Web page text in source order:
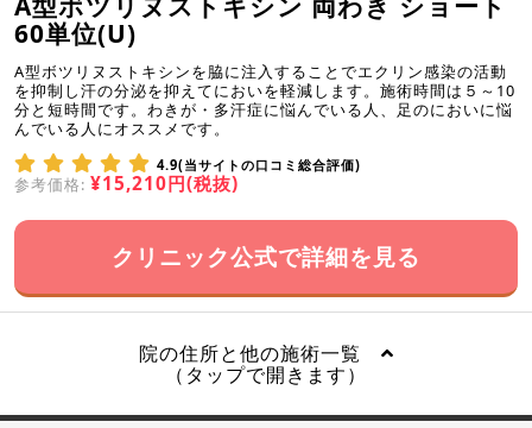
60単位(U)
A型ボツリヌストキシンを脇に注入することでエクリン感染の活動
を抑制し汗の分泌を抑えてにおいを軽減します。施術時間は５～10
分と短時間です。わきが・多汗症に悩んでいる人、足のにおいに悩
んでいる人にオススメです。
4.9(当サイトの口コミ総合評価)
参考価格: ¥15,210円(税抜)
クリニック公式で詳細を見る
院の住所と他の施術一覧
（タップで開きます）